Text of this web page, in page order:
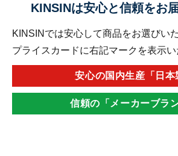
KINSINは安心と信頼をお
KINSINでは安心して商品をお選びい
プライスカードに右記マークを表示い
安心の国内生産「日本
信頼の「メーカーブラン